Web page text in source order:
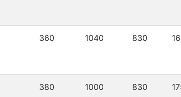
360 1040 830
380 1000 830